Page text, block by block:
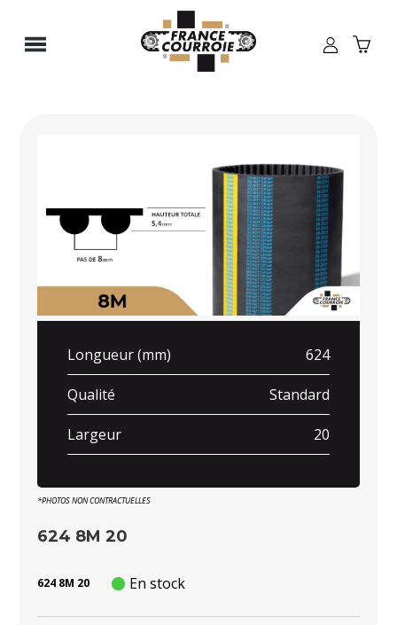
Longueur (mm) 624
Qualité Standard
Largeur 20
*PHOTOS NON CONTRACTUELLES
624 8M 20
624 8M 20 En stock
Panneau de gestion des cookies